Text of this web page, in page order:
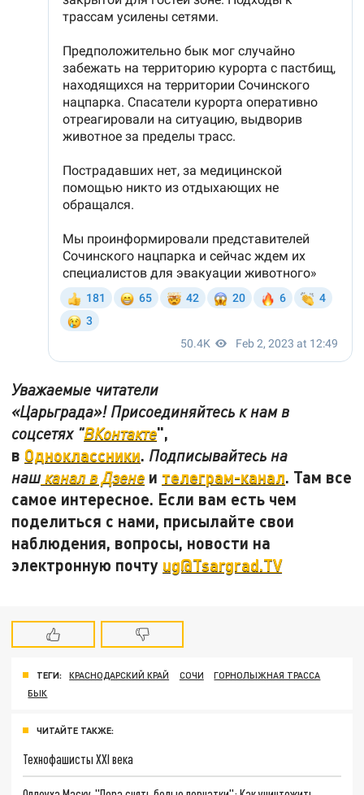
Уважаемые читатели
«Царьграда»! Присоединяйтесь к нам в
соцсетях "ВКонтакте",
в Одноклассники. Подписывайтесь на
наш канал в Дзене и телеграм-канал. Там все
самое интересное. Если вам есть чем
поделиться с нами, присылайте свои
наблюдения, вопросы, новости на
электронную почту ug@Tsargrad.TV
ТЕГИ: КРАСНОДАРСКИЙ КРАЙ СОЧИ
ГОРНОЛЫЖНАЯ ТРАССА
БЫК
ЧИТАЙТЕ ТАКЖЕ:
Технофашисты XXI века